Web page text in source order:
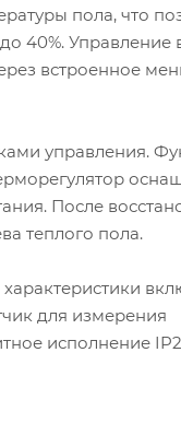
пола, что
40%. Управление
встроенное
управления.
После
теплого пола.
для измерения
исполнение